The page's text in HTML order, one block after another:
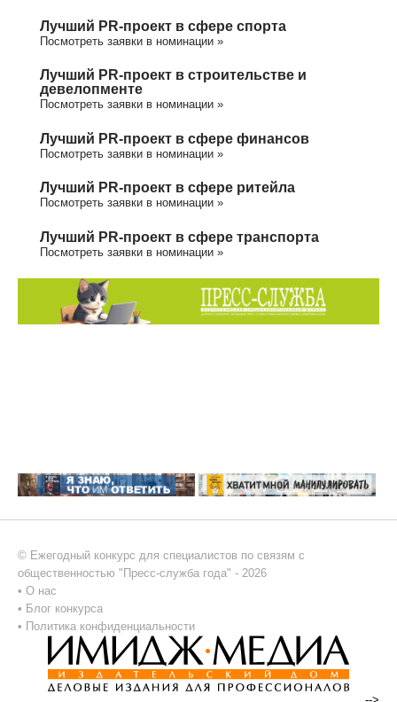
Лучший PR-проект в сфере спорта
Посмотреть заявки в номинации »
Лучший PR-проект в строительстве и
девелопменте
Посмотреть заявки в номинации »
Лучший PR-проект в сфере финансов
Посмотреть заявки в номинации »
Лучший PR-проект в сфере ритейла
Посмотреть заявки в номинации »
Лучший PR-проект в сфере транспорта
Посмотреть заявки в номинации »
© Ежегодный конкурс для специалистов по связям с
общественностью "Пресс-служба года" - 2026
• О нас
• Блог конкурса
• Политика конфиденциальности